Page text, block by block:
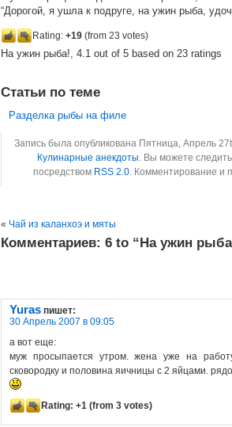
“Дорогой, я ушла к подруге, на ужин рыба,
Rating: +19 (from 23 votes)
На ужин рыба!, 4.1 out of 5 based on 23 ratings
Статьи по теме
Разделка рыбы на филе
Запись была опубликована Пятница, Апрель
Кулинарные анекдоты. Вы можете
посредством RSS 2.0. Комментирование и
« Чай из каланхоэ и мяты
Комментариев: 6 to “На ужин
Yuras пишет:
30 Апрель 2007 в 09:05
а вот еще:
муж просыпается утром. жена уже на
сковородку и половина яичницы с 2 яйцами.
Rating: +1 (from 3 votes)